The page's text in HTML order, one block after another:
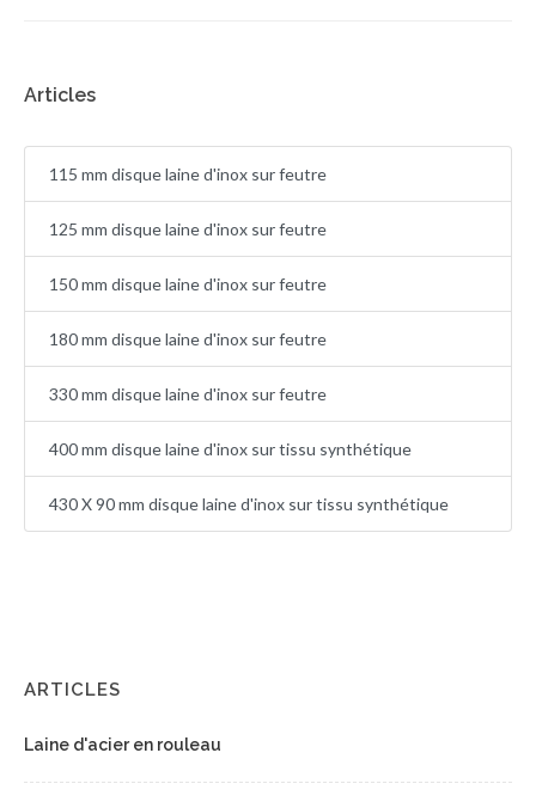
Articles
115 mm disque laine d'inox sur feutre
125 mm disque laine d'inox sur feutre
150 mm disque laine d'inox sur feutre
180 mm disque laine d'inox sur feutre
330 mm disque laine d'inox sur feutre
400 mm disque laine d'inox sur tissu synthétique
430 X 90 mm disque laine d'inox sur tissu synthétique
ARTICLES
Laine d'acier en rouleau